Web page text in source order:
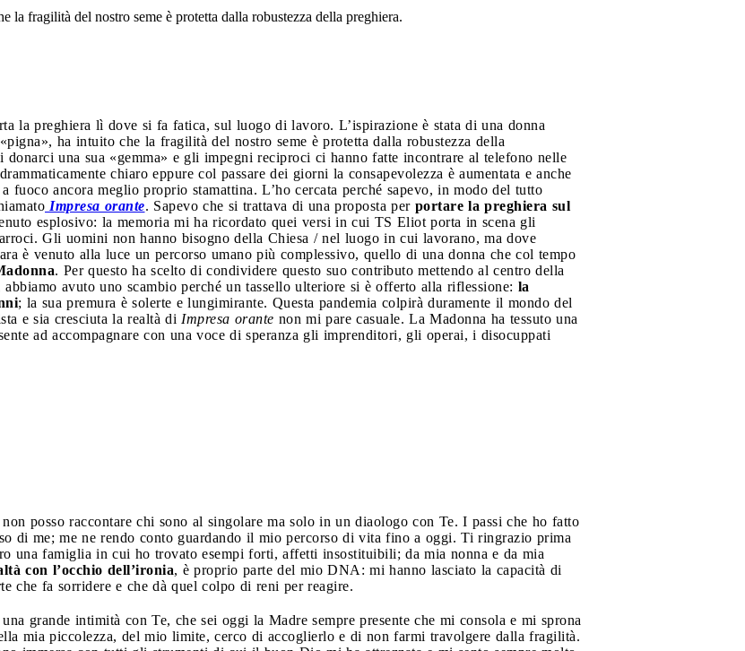
la fragilità del nostro seme è protetta dalla robustezza della preghiera.
la preghiera lì dove si fa fatica, sul luogo di lavoro. L’ispirazione è stata di una donna
ha intuito che la fragilità del nostro seme è protetta dalla robustezza della
una sua «gemma» e gli impegni reciproci ci hanno fatte incontrare al telefono nelle
chiaro eppure col passare dei giorni la consapevolezza è aumentata e anche
fuoco ancora meglio proprio stamattina. L’ho cercata perché sapevo, in modo del tutto
Impresa orante. Sapevo che si trattava di una proposta per portare la preghiera sul
esplosivo: la memoria mi ha ricordato quei versi in cui TS Eliot porta in scena gli
Gli uomini non hanno bisogno della Chiesa / nel luogo in cui lavorano, ma dove
è venuto alla luce un percorso umano più complessivo, quello di una donna che col tempo
. Per questo ha scelto di condividere questo suo contributo mettendo al centro della
avuto uno scambio perché un tassello ulteriore si è offerto alla riflessione: la
; la sua premura è solerte e lungimirante. Questa pandemia colpirà duramente il mondo del
e sia cresciuta la realtà di Impresa orante non mi pare casuale. La Madonna ha tessuto una
ad accompagnare con una voce di speranza gli imprenditori, gli operai, i disocuppati
posso raccontare chi sono al singolare ma solo in un diaologo con Te. I passi che ho fatto
di me; me ne rendo conto guardando il mio percorso di vita fino a oggi. Ti ringrazio prima
una famiglia in cui ho trovato esempi forti, affetti insostituibili; da mia nonna e da mia
con l’occhio dell’ironia, è proprio parte del mio DNA: mi hanno lasciato la capacità di
che fa sorridere e che dà quel colpo di reni per reagire.
grande intimità con Te, che sei oggi la Madre sempre presente che mi consola e mi sprona
mia piccolezza, del mio limite, cerco di accoglierlo e di non farmi travolgere dalla fragilità.